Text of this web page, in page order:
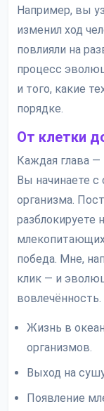
Например, вы
изменил ход
повлияли на
процесс
и того, какие
порядке.
От клетки
Каждая глава
Вы начинаете
организма.
победа. Мне,
клик — и
вовлечённость.
Жизнь в
организмов.
Выход на
Появление